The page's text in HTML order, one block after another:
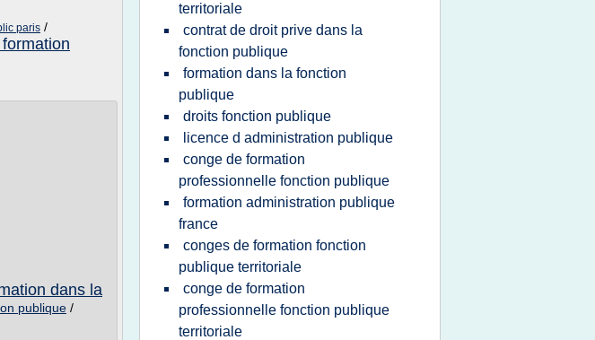
paris /
dans la
publique /
territoriale
contrat de droit prive dans la
fonction publique
formation dans la fonction
publique
droits fonction publique
licence d administration publique
conge de formation
professionnelle fonction publique
formation administration publique
france
conges de formation fonction
publique territoriale
conge de formation
professionnelle fonction publique
territoriale